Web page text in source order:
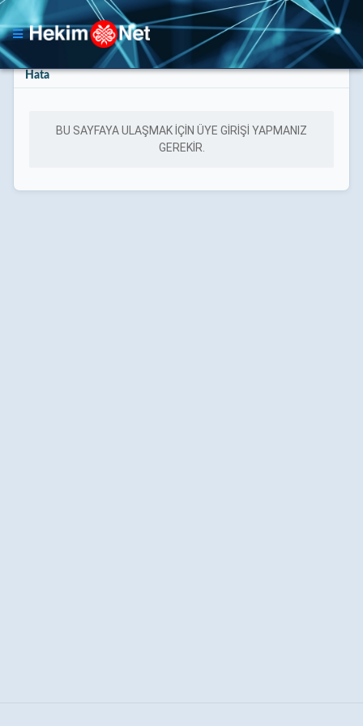
Hata
BU SAYFAYA ULAŞMAK IÇIN ÜYE GIRIŞI YAPMANIZ
GEREKIR.